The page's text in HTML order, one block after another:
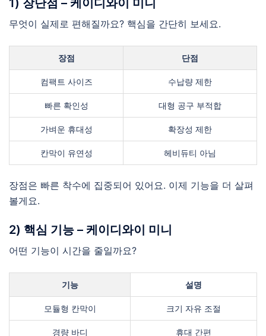
1) 장단점 – 케이디와이 미니
무엇이 실제로 편해질까요? 핵심을 간단히 보세요.
장점 단점
컴팩트 사이즈 수납량 제한
빠른 확인성 대형 공구 부적합
가벼운 휴대성 확장성 제한
칸막이 유연성 헤비듀티 아님
장점은 빠른 착수에 집중되어 있어요. 이제 기능을 더 살펴
볼게요.
2) 핵심 기능 – 케이디와이 미니
어떤 기능이 시간을 줄일까요?
기능 설명
모듈형 칸막이 크기 자유 조절
경량 바디 휴대 간편